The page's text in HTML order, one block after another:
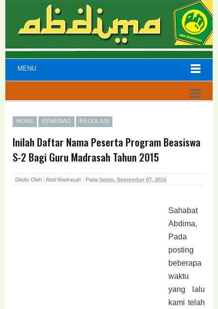
MENU
HOME KEMENAG REGULASI
Inilah Daftar Nama Peserta Program Beasiswa
S-2 Bagi Guru Madrasah Tahun 2015
Ditulis Oleh : Abdi Madrasah : PadaSenin, September 07, 2015
Sahabat
Abdima,
Pada
posting
beberapa
waktu
yang lalu
kami telah